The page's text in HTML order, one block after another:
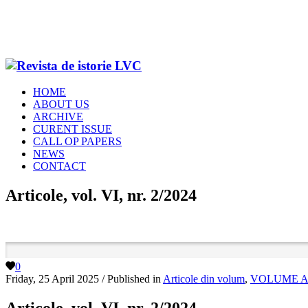
HOME
ABOUT US
ARCHIVE
CURENT ISSUE
CALL OP PAPERS
NEWS
CONTACT
Articole, vol. VI, nr. 2/2024
0
Friday, 25 April 2025 /Published in Articole din volum, VOLUME